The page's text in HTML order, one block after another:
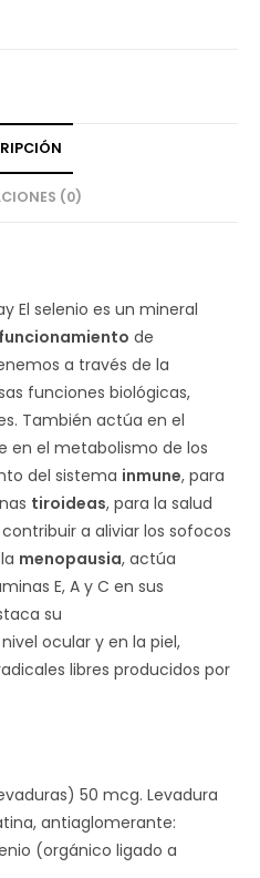
(0)
El selenio es un mineral
de
a través de la
funciones biológicas,
También actúa en el
en el metabolismo de los
del sistema inmune, para
tiroideas, para la salud
a aliviar los sofocos
menopausia, actúa
E, A y C en sus
su
ocular y en la piel,
libres producidos por
50 mcg. Levadura
antiaglomerante:
(orgánico ligado a